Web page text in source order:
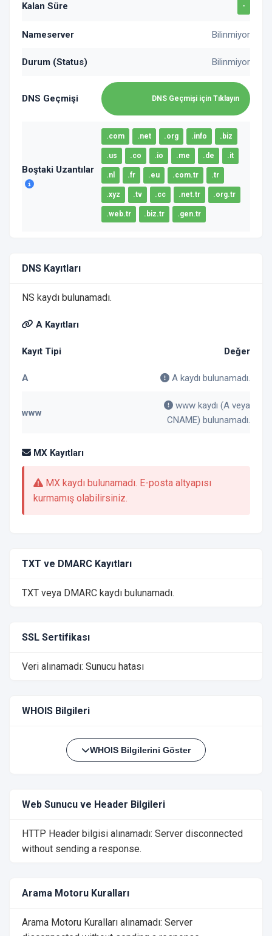
DNS Kayıtları
NS kaydı bulunamadı.
A Kayıtları
Kayıt Tipi Değer
A A kaydı bulunamadı.
www
www kaydı (A veya
CNAME) bulunamadı.
MX Kayıtları
MX kaydı bulunamadı. E-posta altyapısı
kurmamış olabilirsiniz.
Kalan Süre -
Nameserver Bilinmiyor
Durum (Status) Bilinmiyor
DNS Geçmişi DNS Geçmişi için Tıklayın
Boştaki Uzantılar
.com .net .org .info .biz
.us .co .io .me .de .it
.nl .fr .eu .com.tr .tr
.xyz .tv .cc .net.tr .org.tr
.web.tr .biz.tr .gen.tr
TXT ve DMARC Kayıtları
TXT veya DMARC kaydı bulunamadı.
SSL Sertifikası
Veri alınamadı: Sunucu hatası
WHOIS Bilgileri
WHOIS Bilgilerini Göster
Web Sunucu ve Header Bilgileri
HTTP Header bilgisi alınamadı: Server disconnected
without sending a response.
Arama Motoru Kuralları
Arama Motoru Kuralları alınamadı: Server